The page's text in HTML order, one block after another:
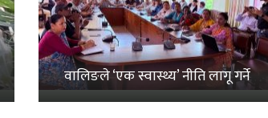
वालिङले ‘एक स्वास्थ्य’ नीति लागू गर्ने